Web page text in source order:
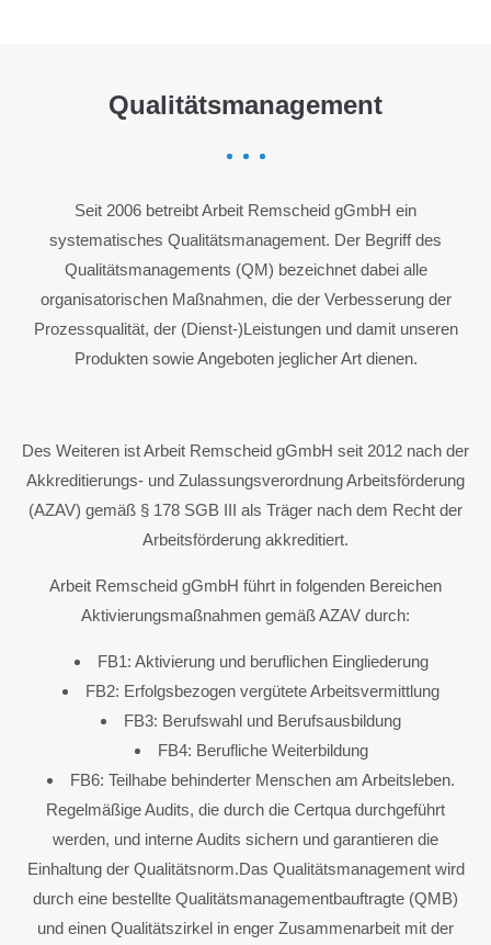
Qualitätsmanagement
Seit 2006 betreibt Arbeit Remscheid gGmbH ein
systematisches Qualitätsmanagement. Der Begriff des
Qualitätsmanagements (QM) bezeichnet dabei alle
organisatorischen Maßnahmen, die der Verbesserung der
Prozessqualität, der (Dienst-)Leistungen und damit unseren
Produkten sowie Angeboten jeglicher Art dienen.
Des Weiteren ist Arbeit Remscheid gGmbH seit 2012 nach der
Akkreditierungs- und Zulassungsverordnung Arbeitsförderung
(AZAV) gemäß § 178 SGB III als Träger nach dem Recht der
Arbeitsförderung akkreditiert.
Arbeit Remscheid gGmbH führt in folgenden Bereichen
Aktivierungsmaßnahmen gemäß AZAV durch:
FB1: Aktivierung und beruflichen Eingliederung
FB2: Erfolgsbezogen vergütete Arbeitsvermittlung
FB3: Berufswahl und Berufsausbildung
FB4: Berufliche Weiterbildung
FB6: Teilhabe behinderter Menschen am Arbeitsleben.
Regelmäßige Audits, die durch die Certqua durchgeführt
werden, und interne Audits sichern und garantieren die
Einhaltung der Qualitätsnorm.Das Qualitätsmanagement wird
durch eine bestellte Qualitätsmanagementbauftragte (QMB)
und einen Qualitätszirkel in enger Zusammenarbeit mit der